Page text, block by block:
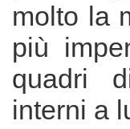
molto la
più
quadri
interni a